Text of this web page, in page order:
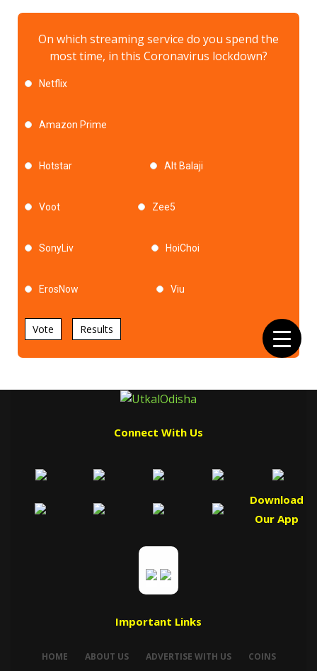
On which streaming service do you spend the
most time, in this Coronavirus lockdown?
Netflix
Amazon Prime
Hotstar Alt Balaji
Voot Zee5
SonyLiv HoiChoi
ErosNow Viu
Vote Results
Connect With Us
Download
Our App
Important Links
HOME ABOUT US ADVERTISE WITH US COINS